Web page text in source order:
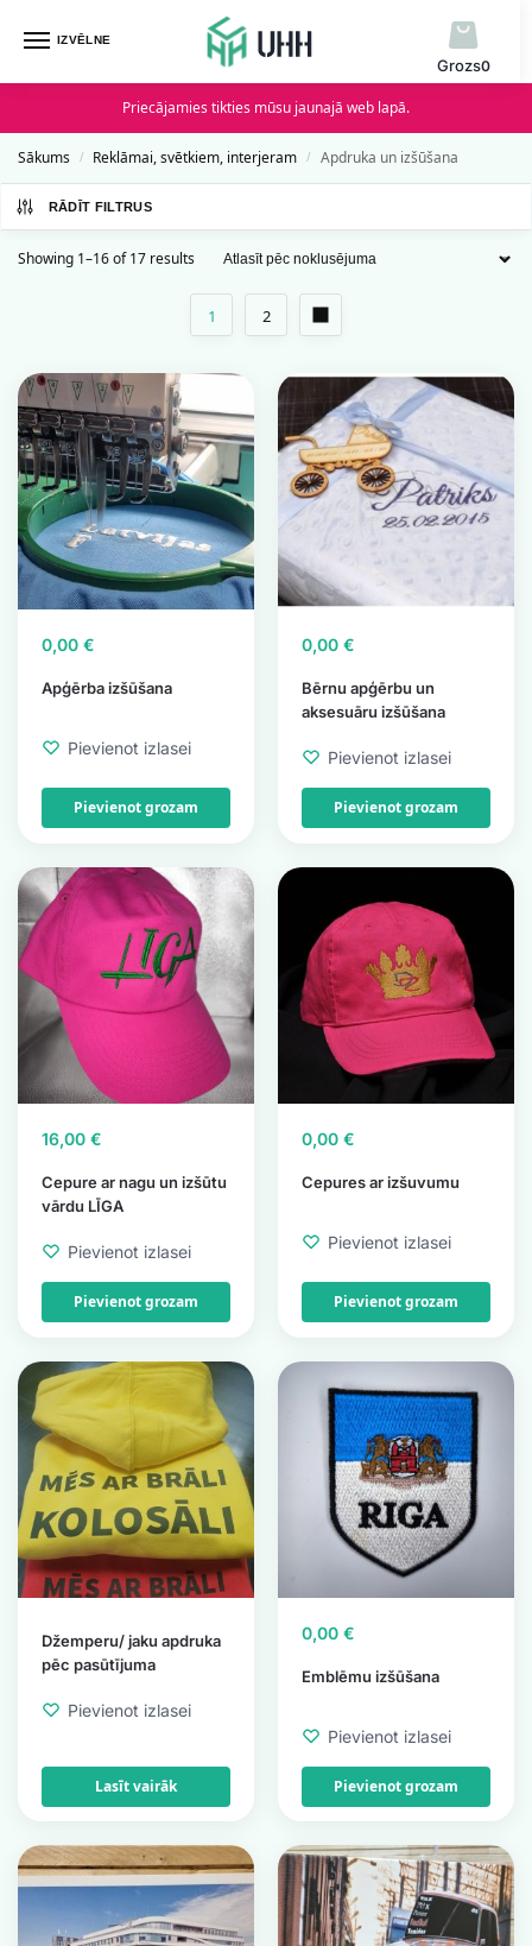
IZVĒLNE
0
Priecājamies tikties mūsu jaunajā web lapā.
Sākums / Reklāmai, svētkiem, interjeram / Apdruka un izšūšana
RĀDĪT FILTRUS
Showing 1–16 of 17 results
1 2
Apģērba izšūšana
0,00 €
Pievienot izlasei
Pievienot grozam
Bērnu apģērbu un
aksesuāru izšūšana
0,00 €
Pievienot izlasei
Pievienot grozam
Cepure ar nagu un izšūtu
vārdu LĪGA
16,00 €
Pievienot izlasei
Pievienot grozam
Cepures ar izšuvumu
0,00 €
Pievienot izlasei
Pievienot grozam
Džemperu/ jaku apdruka
pēc pasūtījuma
Pievienot izlasei
Lasīt vairāk
Emblēmu izšūšana
0,00 €
Pievienot izlasei
Pievienot grozam